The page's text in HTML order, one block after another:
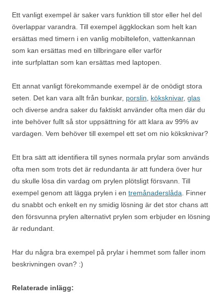
Ett vanligt exempel är saker vars funktion till stor eller hel del
överlappar varandra. Till exempel äggklockan som helt kan
ersättas med timern i en vanlig mobiltelefon, vattenkannan
som kan ersättas med en tillbringare eller varför
inte surfplattan som kan ersättas med laptopen.
Ett annat vanligt förekommande exempel är de onödigt stora
seten. Det kan vara allt från bunkar, porslin köksknivar, glas
och diverse andra saker du faktiskt använder ofta men där du
inte behöver fullt så stor uppsättning för att klara av 99% av
vardagen. Vem behöver till exempel ett set om nio köksknivar?
Ett bra sätt att identifiera till synes normala prylar som används
ofta men som trots det är redundanta är att fundera över hur
du skulle lösa din vardag om prylen plötsligt försvann. Till
exempel genom att lägga prylen i en tremånaderslåda . Finner
du snabbt och enkelt en ny smidig lösning är det stor chans att
den försvunna prylen alternativt prylen som erbjuder en lösning
är redundant.
Har du några bra exempel på prylar i hemmet som faller inom
beskrivningen ovan? :)
Relaterade inlägg: